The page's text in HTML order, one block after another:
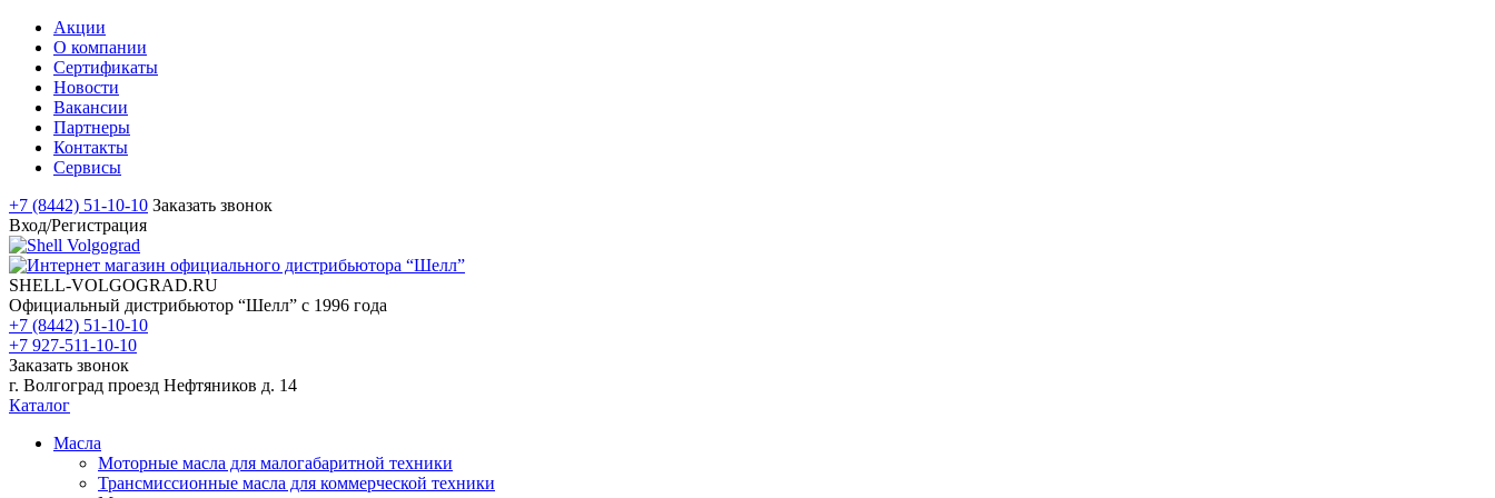
Акции
О компании
Сертификаты
Новости
Вакансии
Партнеры
Контакты
Сервисы
+7 (8442) 51-10-10 Заказать звонок
Вход/Регистрация
SHELL-VOLGOGRAD.RU
Официальный дистрибьютор “Шелл” с 1996 года
+7 (8442) 51-10-10
+7 927-511-10-10
Заказать звонок
г. Волгоград проезд Нефтяников д. 14
Каталог
Масла
Моторные масла для малогабаритной техники
Трансмиссионные масла для коммерческой техники